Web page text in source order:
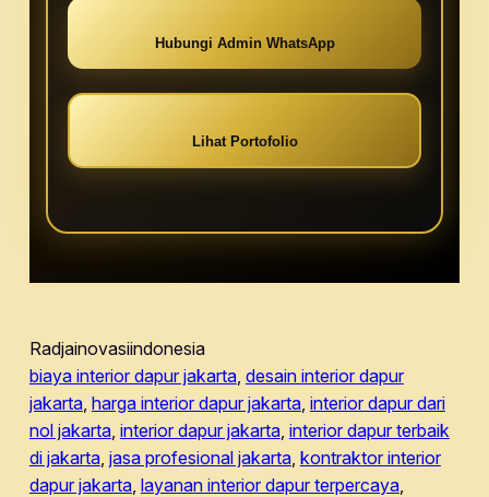
Hubungi Admin WhatsApp
Lihat Portofolio
Radjainovasiindonesia
biaya interior dapur jakarta, desain interior dapur
jakarta, harga interior dapur jakarta, interior dapur dari
nol jakarta, interior dapur jakarta, interior dapur terbaik
di jakarta, jasa profesional jakarta, kontraktor interior
dapur jakarta, layanan interior dapur terpercaya